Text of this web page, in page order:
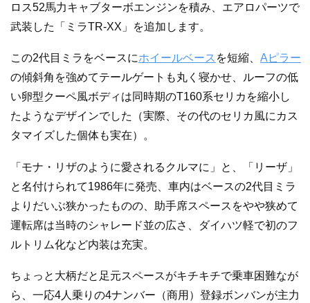
ロス52馬力キャブターボエンジンを積み、エアロパーツで
武装した「ミラTR-XX」を追加します。
この2代目ミラをベースにホイールベース を短縮、 Aピラー
の傾斜角を強めてテールゲートも丸く寝かせ、ルーフの低
い卵型クーペ風ボディは同時期のT160系セリカを縮小し
たようなデザインでした（実際、その代のセリカ風にカス
タマイズした個体も実在）。
「モナ・リザのように愛されるクルマに」と、「リーザ」
と名付けられて1986年に発売、車内はベースの2代目ミラ
よりだいぶ狭かったものの、助手席スペースをやや狭めて
運転席は当時のシャレード並の広さ、ダイハツ軽で初のフ
ルトリム化など内装は充実。
ちょっと大柄だと足元スペースがキチキチで乗車困難なが
ら、一応4人乗りの4ナンバー（商用）登録ボンバンが主力